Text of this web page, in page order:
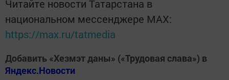
Читайте новости Татарстана в
национальном мессенджере MАХ:
https://max.ru/tatmedia
Добавить «Хезмэт даны» («Трудовая слава») в
Яндекс.Новости